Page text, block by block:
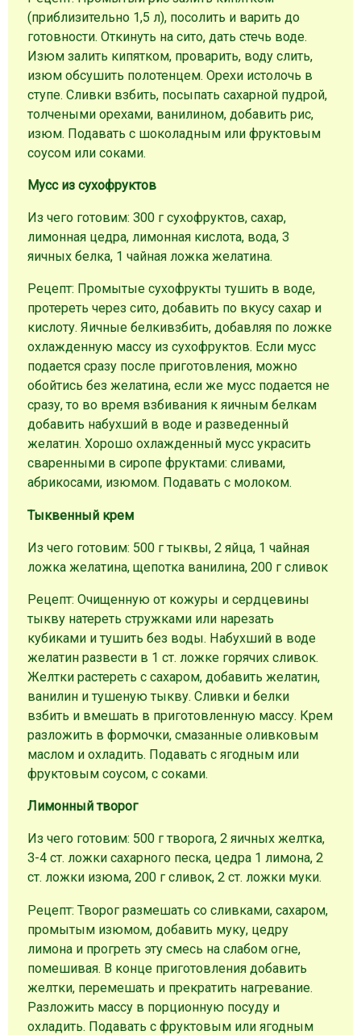
(приблизительно 1,5 л), посолить и варить до
готовности. Откинуть на сито, дать стечь воде.
Изюм залить кипятком, проварить, воду слить,
изюм обсушить полотенцем. Орехи истолочь в
ступе. Сливки взбить, посыпать сахарной пудрой,
толчеными орехами, ванилином, добавить рис,
изюм. Подавать с шоколадным или фруктовым
соусом или соками.
Мусс из сухофруктов
Из чего готовим: 300 г сухофруктов, сахар,
лимонная цедра, лимонная кислота, вода, 3
яичных белка, 1 чайная ложка желатина.
Рецепт: Промытые сухофрукты тушить в воде,
протереть через сито, добавить по вкусу сахар и
кислоту. Яичные белкивзбить, добавляя по ложке
охлажденную массу из сухофруктов. Если мусс
подается сразу после приготовления, можно
обойтись без желатина, если же мусс подается не
сразу, то во время взбивания к яичным белкам
добавить набухший в воде и разведенный
желатин. Хорошо охлажденный мусс украсить
сваренными в сиропе фруктами: сливами,
абрикосами, изюмом. Подавать с молоком.
Тыквенный крем
Из чего готовим: 500 г тыквы, 2 яйца, 1 чайная
ложка желатина, щепотка ванилина, 200 г сливок
Рецепт: Очищенную от кожуры и сердцевины
тыкву натереть стружками или нарезать
кубиками и тушить без воды. Набухший в воде
желатин развести в 1 ст. ложке горячих сливок.
Желтки растереть с сахаром, добавить желатин,
ванилин и тушеную тыкву. Сливки и белки
взбить и вмешать в приготовленную массу. Крем
разложить в формочки, смазанные оливковым
маслом и охладить. Подавать с ягодным или
фруктовым соусом, с соками.
Лимонный творог
Из чего готовим: 500 г творога, 2 яичных желтка,
3-4 ст. ложки сахарного песка, цедра 1 лимона, 2
ст. ложки изюма, 200 г сливок, 2 ст. ложки муки.
Рецепт: Творог размешать со сливками, сахаром,
промытым изюмом, добавить муку, цедру
лимона и прогреть эту смесь на слабом огне,
помешивая. В конце приготовления добавить
желтки, перемешать и прекратить нагревание.
Разложить массу в порционную посуду и
охладить. Подавать с фруктовым или ягодным